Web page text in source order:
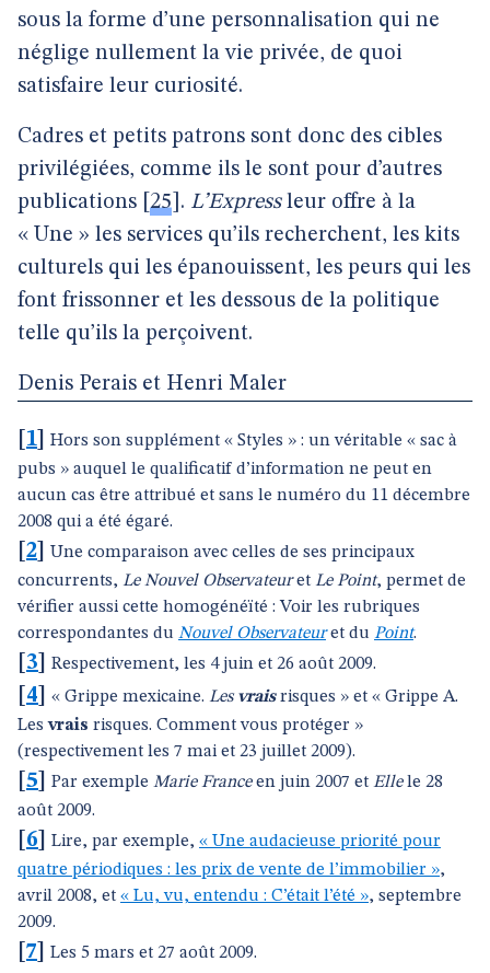
sous la forme d’une personnalisation qui ne
néglige nullement la vie privée, de quoi
satisfaire leur curiosité.
Cadres et petits patrons sont donc des cibles
privilégiées, comme ils le sont pour d’autres
publications 25 . L’Express leur offre à la
« Une » les services qu’ils recherchent, les kits
culturels qui les épanouissent, les peurs qui les
font frissonner et les dessous de la politique
telle qu’ils la perçoivent.
Denis Perais et Henri Maler
1
Hors son supplément « Styles » : un véritable « sac à
pubs » auquel le qualificatif d’information ne peut en
aucun cas être attribué et sans le numéro du 11 décembre
2008 qui a été égaré.
2
Une comparaison avec celles de ses principaux
concurrents, Le Nouvel Observateuret Le Point, permet de
vérifier aussi cette homogénéïté : Voir les rubriques
correspondantes du Nouvel Observateuret du Point.
3 Respectivement, les 4 juin et 26 août 2009.
4 « Grippe mexicaine. Lesvrais risques » et « Grippe A.
Lesvrais risques. Comment vous protéger »
(respectivement les 7 mai et 23 juillet 2009).
5 Par exemple Marie Franceen juin 2007 et Ellele 28
août 2009.
6 Lire, par exemple, « Une audacieuse priorité pour
quatre périodiques : les prix de vente de l’immobilier »,
avril 2008, et « Lu, vu, entendu : C’était l’été », septembre
2009.
7 Les 5 mars et 27 août 2009.